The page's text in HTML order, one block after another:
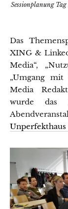
Sessionplanung Tag
Das
XING &
Media“,
„Umgang
Media
wurde das
Unperfekthaus